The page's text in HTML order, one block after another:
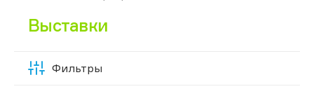
Выставки
Фильтры